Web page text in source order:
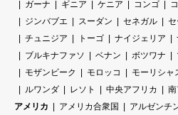
ガーナ
ギニア ケニア コンゴ
ジンバブエ
スーダン セネガル
チュニジア
トーゴ ナイジェリア
ブルキナファソ
ベナン ボツワナ
モザンビーク
モロッコ モーリシャ
ルワンダ
レソト 中央アフリカ
南
アメリカ
アメリカ合衆国 アルゼンチ